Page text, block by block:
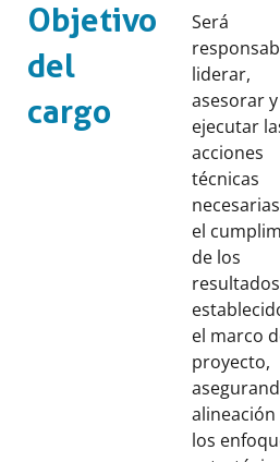
Objetivo
del
cargo
Será
liderar,
asesorar y
ejecutar
acciones
técnicas
el
de los
resultados
el marco
proyecto,
alineación
los